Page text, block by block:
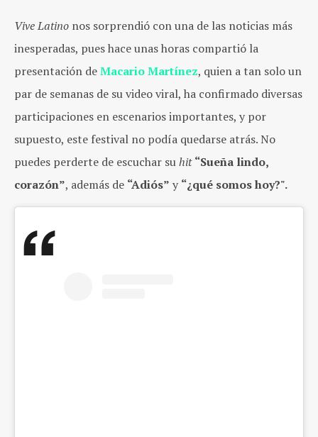
Vive Latino nos sorprendió con una de las noticias más
inesperadas, pues hace unas horas compartió la
presentación deMacario Martínez, quien a tan solo un
par de semanas de su video viral, ha confirmado diversas
participaciones en escenarios importantes, y por
supuesto, este festival no podía quedarse atrás. No
puedes perderte de escuchar suhit“Sueña lindo,
corazón”, además de “Adiós” y “¿qué somos hoy?".